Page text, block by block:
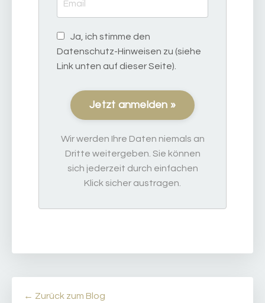
Ja, ich stimme den
Datenschutz-Hinweisen zu (siehe
Link unten auf dieser Seite).
Jetzt anmelden »
Wir werden Ihre Daten niemals an
Dritte weitergeben. Sie können
sich jederzeit durch einfachen
Klick sicher austragen.
← Zurück zum Blog